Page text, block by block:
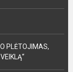
PLĖTOJIMAS,